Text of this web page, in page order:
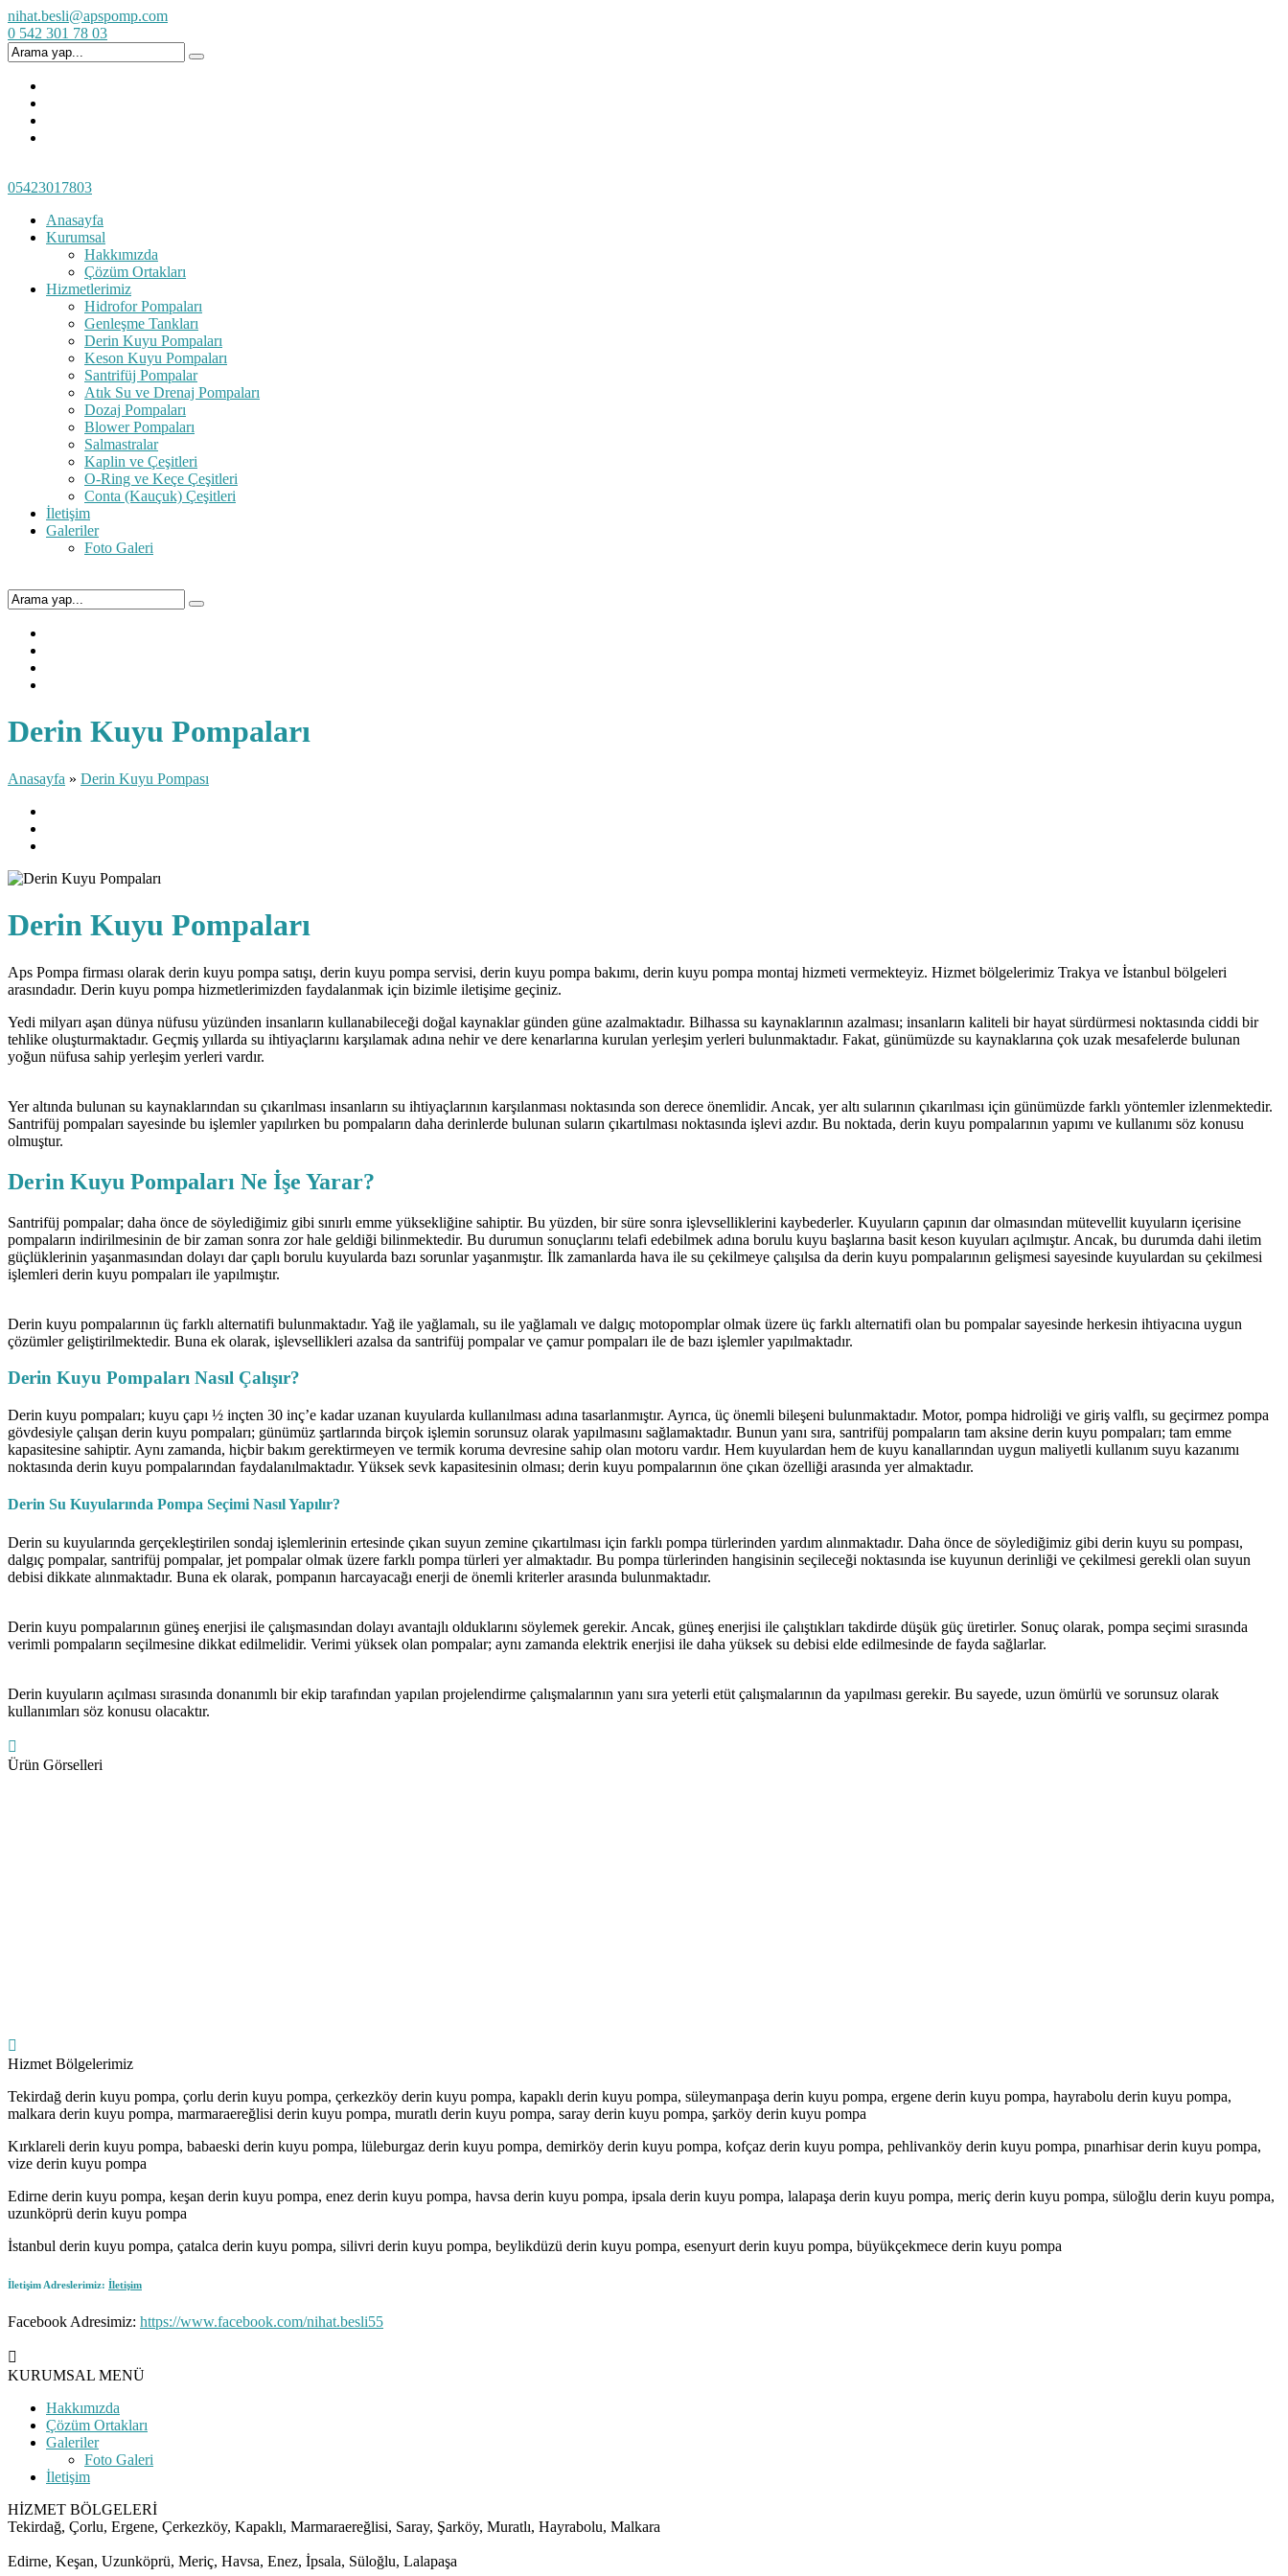
nihat.besli@apspomp.com
0 542 301 78 03
05423017803
Anasayfa
Kurumsal
Hakkımızda
Çözüm Ortakları
Hizmetlerimiz
Hidrofor Pompaları
Genleşme Tankları
Derin Kuyu Pompaları
Keson Kuyu Pompaları
Santrifüj Pompalar
Atık Su ve Drenaj Pompaları
Dozaj Pompaları
Blower Pompaları
Salmastralar
Kaplin ve Çeşitleri
O-Ring ve Keçe Çeşitleri
Conta (Kauçuk) Çeşitleri
İletişim
Galeriler
Foto Galeri
Derin Kuyu Pompaları
Anasayfa » Derin Kuyu Pompası
Derin Kuyu Pompaları
Aps Pompa firması olarak derin kuyu pompa satışı, derin kuyu pompa servisi, derin kuyu pompa bakımı, derin kuyu pompa montaj hizmeti vermekteyiz. Hizmet bölgelerimiz Trakya ve İstanbul bölgeleri
arasındadır. Derin kuyu pompa hizmetlerimizden faydalanmak için bizimle iletişime geçiniz.
Yedi milyarı aşan dünya nüfusu yüzünden insanların kullanabileceği doğal kaynaklar günden güne azalmaktadır. Bilhassa su kaynaklarının azalması; insanların kaliteli bir hayat sürdürmesi noktasında ciddi bir
tehlike oluşturmaktadır. Geçmiş yıllarda su ihtiyaçlarını karşılamak adına nehir ve dere kenarlarına kurulan yerleşim yerleri bulunmaktadır. Fakat, günümüzde su kaynaklarına çok uzak mesafelerde bulunan
yoğun nüfusa sahip yerleşim yerleri vardır.
Yer altında bulunan su kaynaklarından su çıkarılması insanların su ihtiyaçlarının karşılanması noktasında son derece önemlidir. Ancak, yer altı sularının çıkarılması için günümüzde farklı yöntemler izlenmektedir.
Santrifüj pompaları sayesinde bu işlemler yapılırken bu pompaların daha derinlerde bulunan suların çıkartılması noktasında işlevi azdır. Bu noktada, derin kuyu pompalarının yapımı ve kullanımı söz konusu
olmuştur.
Derin Kuyu Pompaları Ne İşe Yarar?
Santrifüj pompalar; daha önce de söylediğimiz gibi sınırlı emme yüksekliğine sahiptir. Bu yüzden, bir süre sonra işlevselliklerini kaybederler. Kuyuların çapının dar olmasından mütevellit kuyuların içerisine
pompaların indirilmesinin de bir zaman sonra zor hale geldiği bilinmektedir. Bu durumun sonuçlarını telafi edebilmek adına borulu kuyu başlarına basit keson kuyuları açılmıştır. Ancak, bu durumda dahi iletim
güçlüklerinin yaşanmasından dolayı dar çaplı borulu kuyularda bazı sorunlar yaşanmıştır. İlk zamanlarda hava ile su çekilmeye çalışılsa da derin kuyu pompalarının gelişmesi sayesinde kuyulardan su çekilmesi
işlemleri derin kuyu pompaları ile yapılmıştır.
Derin kuyu pompalarının üç farklı alternatifi bulunmaktadır. Yağ ile yağlamalı, su ile yağlamalı ve dalgıç motopomplar olmak üzere üç farklı alternatifi olan bu pompalar sayesinde herkesin ihtiyacına uygun
çözümler geliştirilmektedir. Buna ek olarak, işlevsellikleri azalsa da santrifüj pompalar ve çamur pompaları ile de bazı işlemler yapılmaktadır.
Derin Kuyu Pompaları Nasıl Çalışır?
Derin kuyu pompaları; kuyu çapı ½ inçten 30 inç’e kadar uzanan kuyularda kullanılması adına tasarlanmıştır. Ayrıca, üç önemli bileşeni bulunmaktadır. Motor, pompa hidroliği ve giriş valflı, su geçirmez pompa
gövdesiyle çalışan derin kuyu pompaları; günümüz şartlarında birçok işlemin sorunsuz olarak yapılmasını sağlamaktadır. Bunun yanı sıra, santrifüj pompaların tam aksine derin kuyu pompaları; tam emme
kapasitesine sahiptir. Aynı zamanda, hiçbir bakım gerektirmeyen ve termik koruma devresine sahip olan motoru vardır. Hem kuyulardan hem de kuyu kanallarından uygun maliyetli kullanım suyu kazanımı
noktasında derin kuyu pompalarından faydalanılmaktadır. Yüksek sevk kapasitesinin olması; derin kuyu pompalarının öne çıkan özelliği arasında yer almaktadır.
Derin Su Kuyularında Pompa Seçimi Nasıl Yapılır?
Derin su kuyularında gerçekleştirilen sondaj işlemlerinin ertesinde çıkan suyun zemine çıkartılması için farklı pompa türlerinden yardım alınmaktadır. Daha önce de söylediğimiz gibi derin kuyu su pompası,
dalgıç pompalar, santrifüj pompalar, jet pompalar olmak üzere farklı pompa türleri yer almaktadır. Bu pompa türlerinden hangisinin seçileceği noktasında ise kuyunun derinliği ve çekilmesi gerekli olan suyun
debisi dikkate alınmaktadır. Buna ek olarak, pompanın harcayacağı enerji de önemli kriterler arasında bulunmaktadır.
Derin kuyu pompalarının güneş enerjisi ile çalışmasından dolayı avantajlı olduklarını söylemek gerekir. Ancak, güneş enerjisi ile çalıştıkları takdirde düşük güç üretirler. Sonuç olarak, pompa seçimi sırasında
verimli pompaların seçilmesine dikkat edilmelidir. Verimi yüksek olan pompalar; aynı zamanda elektrik enerjisi ile daha yüksek su debisi elde edilmesinde de fayda sağlarlar.
Derin kuyuların açılması sırasında donanımlı bir ekip tarafından yapılan projelendirme çalışmalarının yanı sıra yeterli etüt çalışmalarının da yapılması gerekir. Bu sayede, uzun ömürlü ve sorunsuz olarak
kullanımları söz konusu olacaktır.
Ürün Görselleri
Hizmet Bölgelerimiz
Tekirdağ derin kuyu pompa, çorlu derin kuyu pompa, çerkezköy derin kuyu pompa, kapaklı derin kuyu pompa, süleymanpaşa derin kuyu pompa, ergene derin kuyu pompa, hayrabolu derin kuyu pompa,
malkara derin kuyu pompa, marmaraereğlisi derin kuyu pompa, muratlı derin kuyu pompa, saray derin kuyu pompa, şarköy derin kuyu pompa
Kırklareli derin kuyu pompa, babaeski derin kuyu pompa, lüleburgaz derin kuyu pompa, demirköy derin kuyu pompa, kofçaz derin kuyu pompa, pehlivanköy derin kuyu pompa, pınarhisar derin kuyu pompa,
vize derin kuyu pompa
Edirne derin kuyu pompa, keşan derin kuyu pompa, enez derin kuyu pompa, havsa derin kuyu pompa, ipsala derin kuyu pompa, lalapaşa derin kuyu pompa, meriç derin kuyu pompa, süloğlu derin kuyu pompa,
uzunköprü derin kuyu pompa
İstanbul derin kuyu pompa, çatalca derin kuyu pompa, silivri derin kuyu pompa, beylikdüzü derin kuyu pompa, esenyurt derin kuyu pompa, büyükçekmece derin kuyu pompa
İletişim Adreslerimiz: İletişim
Facebook Adresimiz: https://www.facebook.com/nihat.besli55
KURUMSAL MENÜ
Hakkımızda
Çözüm Ortakları
Galeriler
Foto Galeri
İletişim
HİZMET BÖLGELERİ
Tekirdağ, Çorlu, Ergene, Çerkezköy, Kapaklı, Marmaraereğlisi, Saray, Şarköy, Muratlı, Hayrabolu, Malkara
Edirne, Keşan, Uzunköprü, Meriç, Havsa, Enez, İpsala, Süloğlu, Lalapaşa